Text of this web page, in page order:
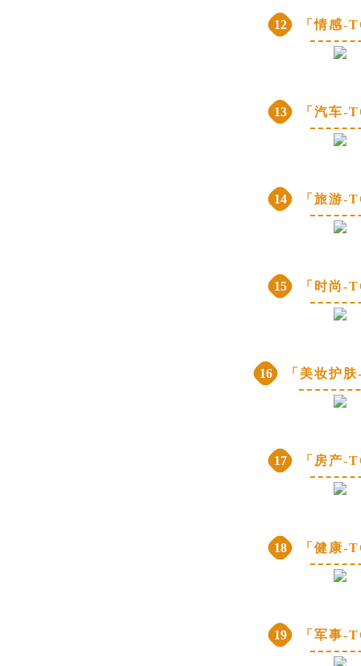
12 「情感-
13 「汽车-
14 「旅游-
15 「时尚-
16 「美妆护
17 「房产-
18 「健康-
19 「军事-